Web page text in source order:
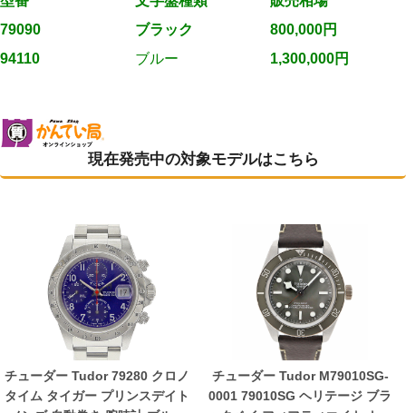
79090
ブラック
800,000円
94110
ブルー 1,300,000円
現在発売中の対象モデルはこちら
チューダー Tudor 79280 クロノ
タイム タイガー プリンスデイト
チューダー Tudor M79010SG-
0001 79010SG ヘリテージ ブラ